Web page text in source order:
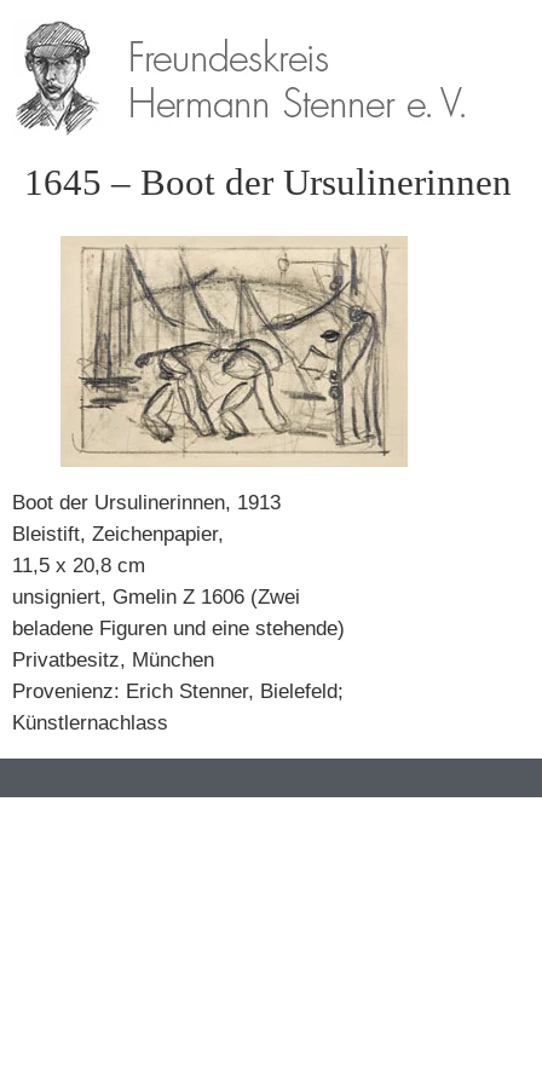
1645 – Boot der Ursulinerinnen
Boot der Ursulinerinnen, 1913
Bleistift, Zeichenpapier,
11,5 x 20,8 cm
unsigniert, Gmelin Z 1606 (Zwei
beladene Figuren und eine stehende)
Privatbesitz, München
Provenienz: Erich Stenner, Bielefeld;
Künstlernachlass